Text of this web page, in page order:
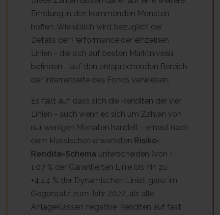
Erholung in den kommenden Monaten
hoffen. Wie üblich wird bezüglich der
Details der Performance der einzelnen
Linien - die sich auf besten Marktniveau
befinden - auf den entsprechenden Bereich
der Internetseite des Fonds verwiesen.
Es fällt auf, dass sich die Renditen der vier
Linien - auch wenn es sich um Zahlen von
nur wenigen Monaten handelt - erneut nach
dem klassischen erwarteten Risiko-
Rendite-Schema unterscheiden (von +
1,07 % der Garantierten Linie bis hin zu
+4,44 % der Dynamischen Linie), ganz im
Gegensatz zum Jahr 2022, als alle
Anlageklassen negative Renditen auf fast